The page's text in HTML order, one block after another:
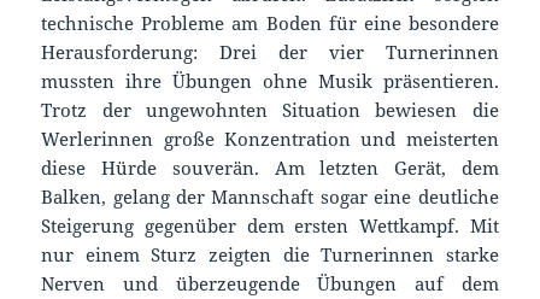
technische Probleme am Boden für eine besondere
Herausforderung: Drei der vier Turnerinnen
mussten ihre Übungen ohne Musik präsentieren.
Trotz der ungewohnten Situation bewiesen die
Werlerinnen große Konzentration und meisterten
diese Hürde souverän. Am letzten Gerät, dem
Balken, gelang der Mannschaft sogar eine deutliche
Steigerung gegenüber dem ersten Wettkampf. Mit
nur einem Sturz zeigten die Turnerinnen starke
Nerven und überzeugende Übungen auf dem